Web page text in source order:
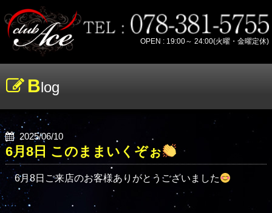
OPEN : 19:00～ 24:00(火曜・金曜定休)
Blog
2025/06/10
6月8日 このままいくぞぉ
6月8日ご来店のお客様ありがとうございました